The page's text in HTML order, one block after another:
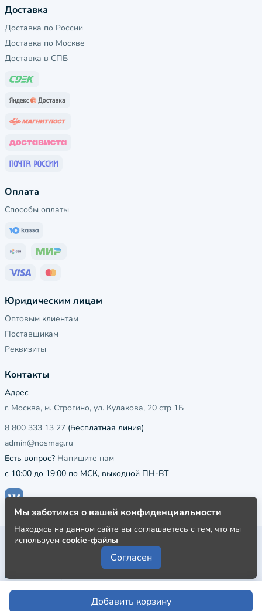
Добавить корзину
Доставка
Доставка по России
Доставка по Москве
Доставка в СПБ
Оплата
Способы оплаты
Юридическим лицам
Оптовым клиентам
Поставщикам
Реквизиты
Контакты
Адрес
г. Москва, м. Строгино, ул. Кулакова, 20 стр 1Б
8 800 333 13 27 (Бесплатная линия)
admin@nosmag.ru
Есть вопрос? Напишите нам
с 10:00 до 19:00 по МСК, выходной ПН-ВТ
Публичная оферта
Пользовательское соглашение
Политика конфиденциальности
Мы заботимся о вашей конфиденциальности
Находясь на данном сайте вы соглашаетесь с тем, что мы
используем cookie-файлы
Согласен